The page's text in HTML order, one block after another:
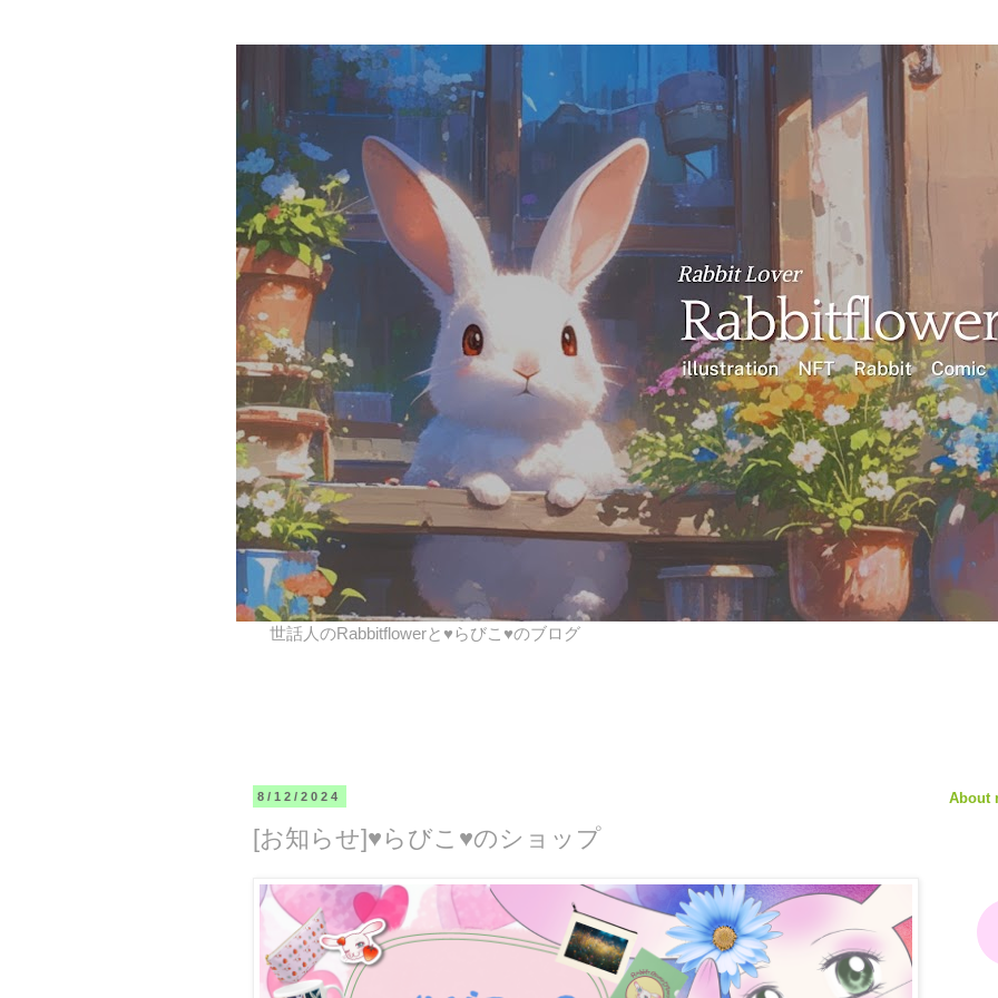
世話人のRabbitflowerと♥らびこ♥のブログ
8/12/2024
[お知らせ]♥らびこ♥のショップ
About